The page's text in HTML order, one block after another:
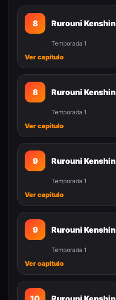
8 Rurouni Kenshin
Temporada 1
Ver capítulo
8 Rurouni Kenshin
Temporada 1
Ver capítulo
9 Rurouni Kenshin
Temporada 1
Ver capítulo
9 Rurouni Kenshin
Temporada 1
Ver capítulo